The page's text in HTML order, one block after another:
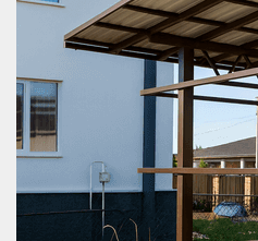
Кровельные работы. В
применяется профнастил,
долговечностью и
характеристиками.
Финишная отделка. При
добавляются водостоки,
освещение.
Мы предлагаем
односкатного навеса с
Все решения
покрытия и условий
односкатного навеса
компактных стоянок, так